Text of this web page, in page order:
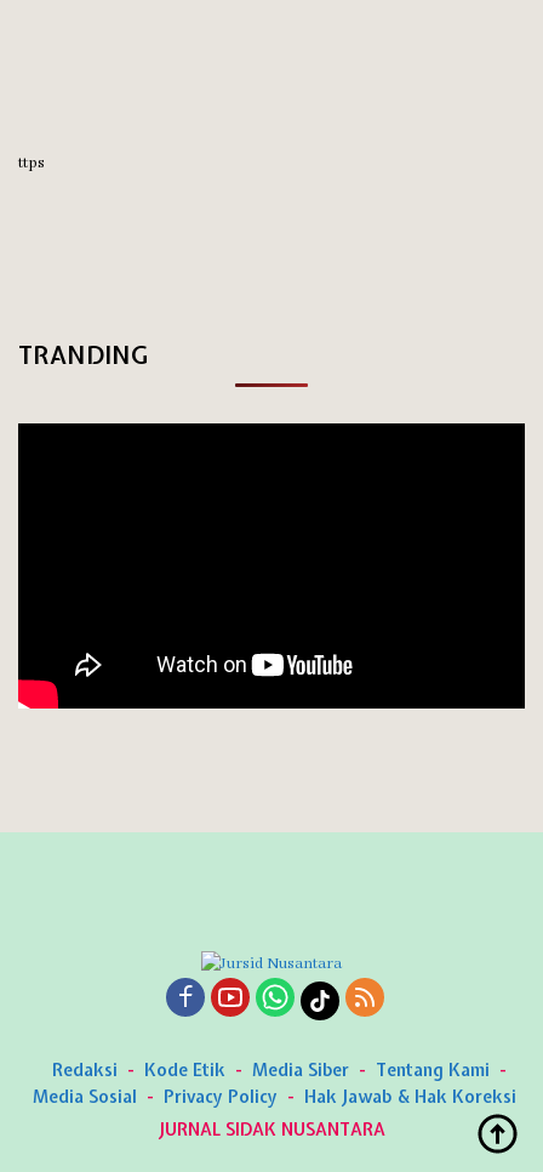
ttps
TRANDING
Redaksi Kode Etik Media Siber
Tentang Kami
Media Sosial
Privacy Policy
Hak Jawab & Hak Koreksi
JURNAL SIDAK NUSANTARA